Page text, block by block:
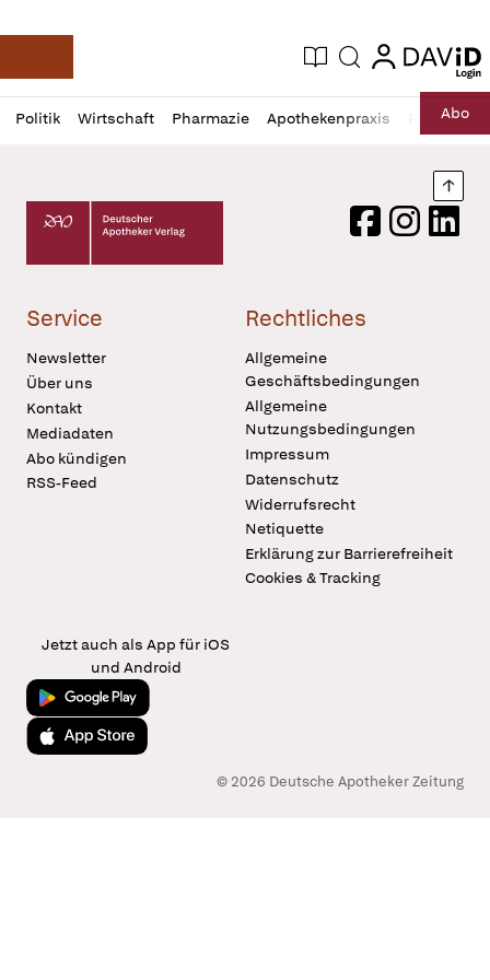
Deutsche Apotheker Zeitung
Aktuelle Ausgabe
Suche login
login
Politik Wirtschaft Pharmazie Apothekenpraxis RechtAbo
Profil
öffnen
Daz
Pur
Deutscher Apotheker Verlag Logo
FacebookInstagram
Service
Newsletter
Über uns
Kontakt
Mediadaten
Abo kündigen
RSS-Feed
Rechtliches
Allgemeine
Geschäftsbedingungen
Allgemeine
Nutzungsbedingungen
Impressum
Datenschutz
Widerrufsrecht
Netiquette
Erklärung zur Barrierefreiheit
Cookies & Tracking
Jetzt auch als App für iOS
und Android
Jetzt bei Google Play
Laden im App Store
© 2026 Deutsche Apotheker Zeitung